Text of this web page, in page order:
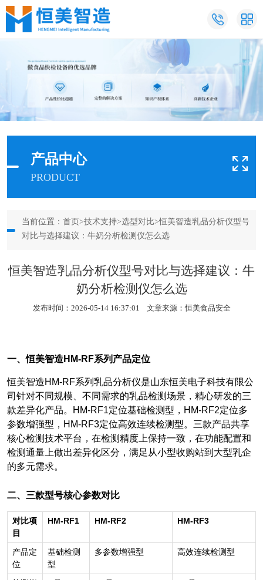
产品中心
PRODUCT
当前位置： 首页 >技术支持>选型对比>恒美智造乳品分析仪型号
对比与选择建议：牛奶分析检测仪怎么选
恒美智造乳品分析仪型号对比与选择建议：牛
奶分析检测仪怎么选
发布时间：2026-05-14 16:37:01 文章来源：恒美食品安全
一、恒美智造HM-RF系列产品定位
恒美智造HM-RF系列乳品分析仪是山东恒美电子科技有限公
司针对不同规模、不同需求的乳品检测场景，精心研发的三
款差异化产品。HM-RF1定位基础检测型，HM-RF2定位多
参数增强型，HM-RF3定位高效连续检测型。三款产品共享
核心检测技术平台，在检测精度上保持一致，在功能配置和
检测通量上做出差异化区分，满足从小型收购站到大型乳企
的多元需求。
二、三款型号核心参数对比
对比项
目
HM-RF1 HM-RF2 HM-RF3
产品定
位
基础检测
型
多参数增强型 高效连续检测型